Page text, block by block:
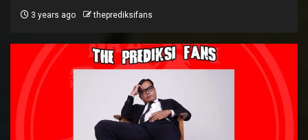
3 years ago theprediksifans